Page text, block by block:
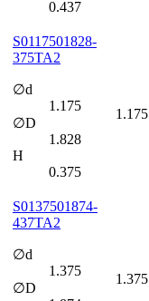
0.437
S0117501828-
375TA2
∅d
1.175
∅D
1.828
H
0.375
1.175
S0137501874-
437TA2
∅d
1.375
∅D
1.375